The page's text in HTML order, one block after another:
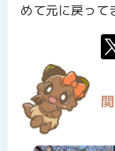
めて元に戻って